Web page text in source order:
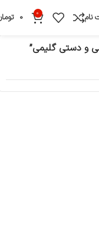
نام 0
0
و دستی گلیمی”